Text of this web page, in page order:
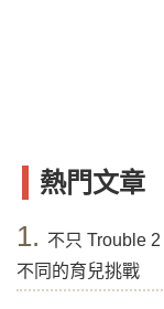
熱門文章
1. 不只 Trouble
不同的育兒挑戰